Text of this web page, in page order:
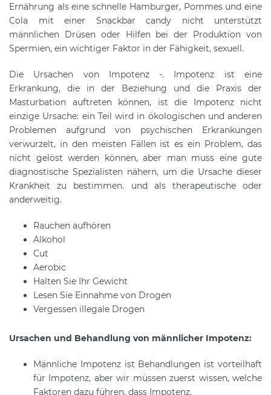
Ernährung als eine schnelle Hamburger, Pommes und eine
Cola mit einer Snackbar candy nicht unterstützt
männlichen Drüsen oder Hilfen bei der Produktion von
Spermien, ein wichtiger Faktor in der Fähigkeit, sexuell.
Die Ursachen von Impotenz -. Impotenz ist eine
Erkrankung, die in der Beziehung und die Praxis der
Masturbation auftreten können, ist die Impotenz nicht
einzige Ursache: ein Teil wird in ökologischen und anderen
Problemen aufgrund von psychischen Erkrankungen
verwurzelt, in den meisten Fällen ist es ein Problem, das
nicht gelöst werden können, aber man muss eine gute
diagnostische Spezialisten nähern, um die Ursache dieser
Krankheit zu bestimmen. und als therapeutische oder
anderweitig.
Rauchen aufhören
Alkohol
Cut
Aerobic
Halten Sie Ihr Gewicht
Lesen Sie Einnahme von Drogen
Vergessen illegale Drogen
Ursachen und Behandlung von männlicher Impotenz:
Männliche Impotenz ist Behandlungen ist vorteilhaft
für Impotenz, aber wir müssen zuerst wissen, welche
Faktoren dazu führen, dass Impotenz.